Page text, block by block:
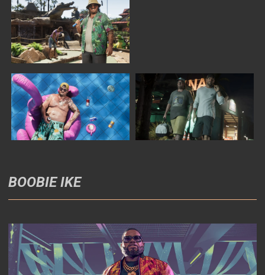
BOOBIE IKE